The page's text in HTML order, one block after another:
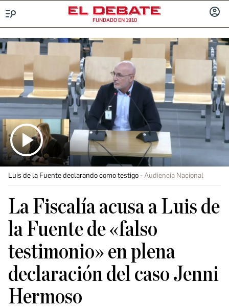
FUNDADO EN 1910
Luis de la Fuente declarando como testigo Audiencia Nacional
La Fiscalía acusa a Luis de
la Fuente de «falso
testimonio» en plena
declaración del caso Jenni
Hermoso